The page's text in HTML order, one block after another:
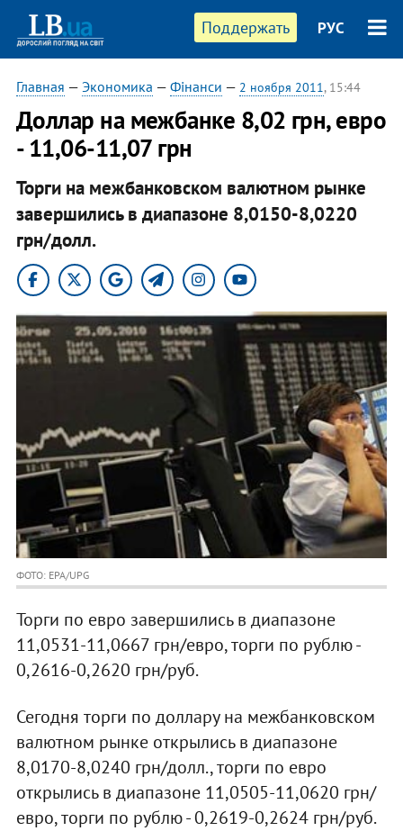
Поддержать РУС
Главная — Экономика — Фінанси — 2 ноября 2011, 15:44
Доллар на межбанке 8,02 грн, евро
- 11,06-11,07 грн
Торги на межбанковском валютном рынке
завершились в диапазоне 8,0150-8,0220
грн/долл.
ФОТО: EPA/UPG
Торги по евро завершились в диапазоне
11,0531-11,0667 грн/евро, торги по рублю -
0,2616-0,2620 грн/руб.
Сегодня торги по доллару на межбанковском
валютном рынке открылись в диапазоне
8,0170-8,0240 грн/долл., торги по евро
открылись в диапазоне 11,0505-11,0620 грн/
евро, торги по рублю - 0,2619-0,2624 грн/руб.